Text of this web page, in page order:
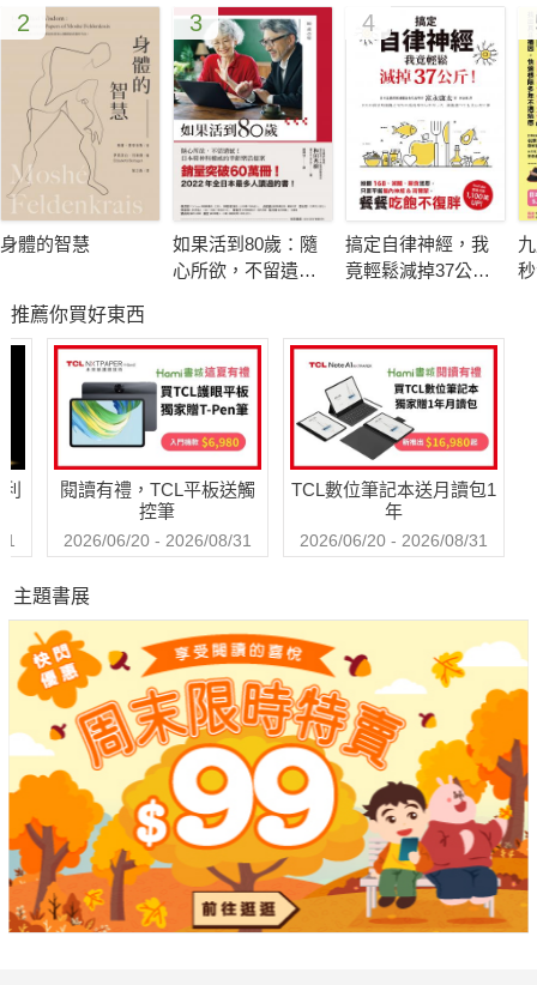
2
身體的智慧
3
如果活到80歲：隨
心所欲，不留遺
4
搞定自律神經，我
竟輕鬆減掉37公
要平衡腦內神經&荷
爾蒙，餐餐吃飽不
復胖
推薦你買好東西
閱讀有禮，TCL平板送觸
控筆
2026/06/20 - 2026/08/31
TCL數位筆記本送月讀包1
年
2026/06/20 - 2026/08/31
主題書展